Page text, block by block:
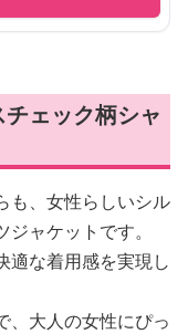
ェック柄シャ
も、女性らしいシル
ャケットです。
適な着用感を実現し
、大人の女性にぴっ